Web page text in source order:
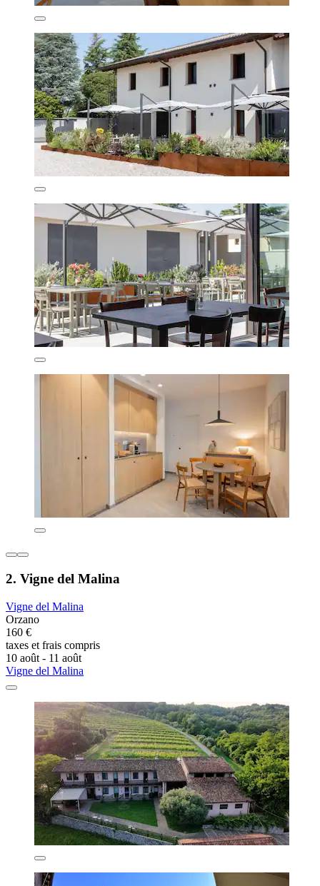
2. Vigne del Malina
Vigne del Malina
Orzano
160 €
taxes et frais compris
10 août - 11 août
Vigne del Malina